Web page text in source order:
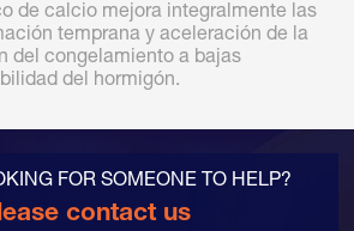
de calcio mejora integralmente las
temprana y aceleración de la
del congelamiento a bajas
del hormigón.
FOR SOMEONE TO HELP?
contact us